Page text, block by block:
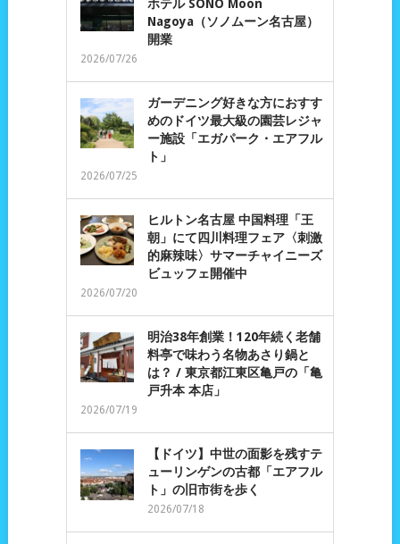
ホテル SONO Moon
Nagoya（ソノムーン名古屋）
開業
2026/07/26
ガーデニング好きな方におすす
めのドイツ最大級の園芸レジャ
ー施設「エガパーク・エアフル
ト」
2026/07/25
ヒルトン名古屋 中国料理「王
朝」にて四川料理フェア〈刺激
的麻辣味〉サマーチャイニーズ
ビュッフェ開催中
2026/07/20
明治38年創業！120年続く老舗
料亭で味わう名物あさり鍋と
は？ / 東京都江東区亀戸の「亀
戸升本 本店」
2026/07/19
【ドイツ】中世の面影を残すテ
ューリンゲンの古都「エアフル
ト」の旧市街を歩く
2026/07/18